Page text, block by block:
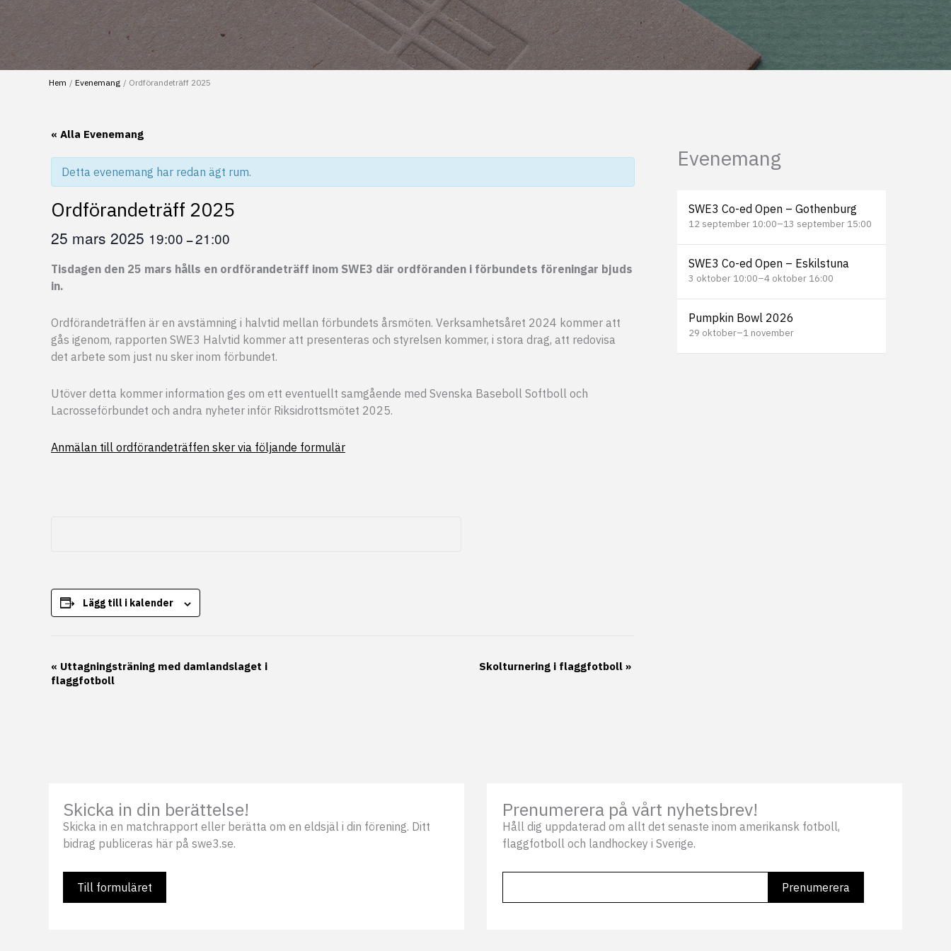
Hem Evenemang Ordförandeträff 2025
« Alla Evenemang
Detta evenemang har redan ägt rum.
Ordförandeträff 2025
25 mars 2025 19:00–21:00
Tisdagen den 25 mars hålls en ordförandeträff inom SWE3 där ordföranden i förbundets föreningar bjuds
in.
Ordförandeträffen är en avstämning i halvtid mellan förbundets årsmöten. Verksamhetsåret 2024 kommer att
gås igenom, rapporten SWE3 Halvtid kommer att presenteras och styrelsen kommer, i stora drag, att redovisa
det arbete som just nu sker inom förbundet.
Utöver detta kommer information ges om ett eventuellt samgående med Svenska Baseboll Softboll och
Lacrosseförbundet och andra nyheter inför Riksidrottsmötet 2025.
Anmälan till ordförandeträffen sker via följande formulär
Lägg till i kalender
Evenemang-
navigering
« Uttagningsträning med damlandslaget i
flaggfotboll
Skolturnering i flaggfotboll »
Evenemang
SWE3 Co-ed Open – Gothenburg
12 september 10:00–13 september 15:00
SWE3 Co-ed Open – Eskilstuna
3 oktober 10:00–4 oktober 16:00
Pumpkin Bowl 2026
29 oktober–1 november
Skicka in din berättelse!
Skicka in en matchrapport eller berätta om en eldsjäl i din förening. Ditt
bidrag publiceras här på swe3.se.
Till formuläret
Prenumerera på vårt nyhetsbrev!
Håll dig uppdaterad om allt det senaste inom amerikansk fotboll,
flaggfotboll och landhockey i Sverige.